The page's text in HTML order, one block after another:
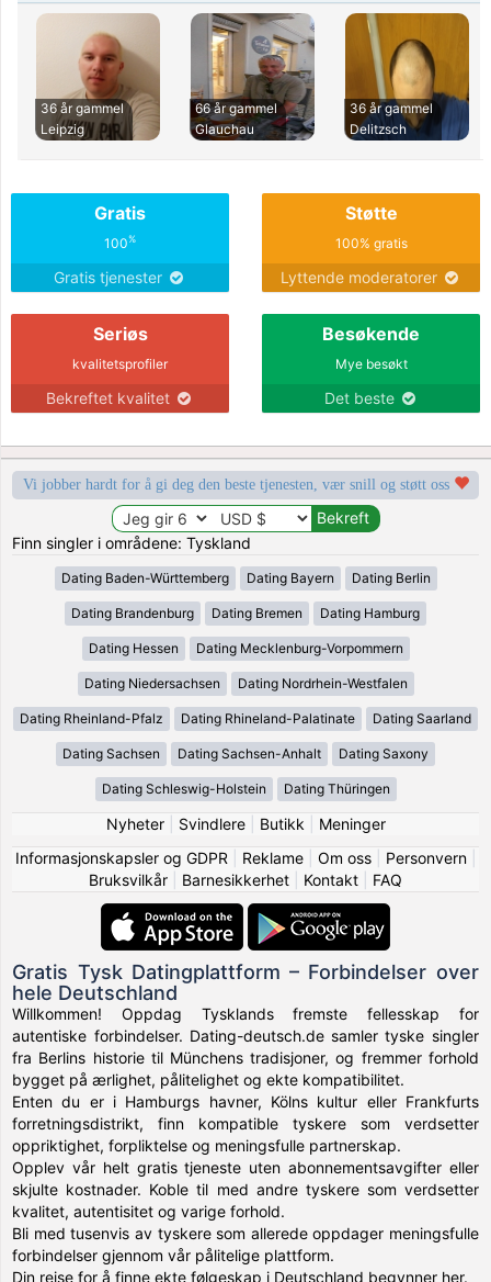
36 år gammel
Leipzig
66 år gammel
Glauchau
36 år gammel
Delitzsch
Gratis
100%
Gratis tjenester
Støtte
100% gratis
Lyttende moderatorer
Seriøs
kvalitetsprofiler
Bekreftet kvalitet
Besøkende
Mye besøkt
Det beste
Vi jobber hardt for å gi deg den beste tjenesten, vær snill og støtt oss
Finn singler i områdene: Tyskland
Dating Baden-Württemberg Dating Bayern Dating Berlin
Dating Brandenburg Dating Bremen Dating Hamburg
Dating Hessen Dating Mecklenburg-Vorpommern
Dating Niedersachsen Dating Nordrhein-Westfalen
Dating Rheinland-Pfalz Dating Rhineland-Palatinate Dating Saarland
Dating Sachsen Dating Sachsen-Anhalt Dating Saxony
Dating Schleswig-Holstein Dating Thüringen
Nyheter| Svindlere| Butikk
Meninger
Informasjonskapsler og GDPR
Reklame| Om oss| Personvern|
Bruksvilkår
Barnesikkerhet Kontakt FAQ
Gratis Tysk Datingplattform – Forbindelser over
hele Deutschland
Willkommen! Oppdag Tysklands fremste fellesskap for
autentiske forbindelser. Dating-deutsch.de samler tyske singler
fra Berlins historie til Münchens tradisjoner, og fremmer forhold
bygget på ærlighet, pålitelighet og ekte kompatibilitet.
Enten du er i Hamburgs havner, Kölns kultur eller Frankfurts
forretningsdistrikt, finn kompatible tyskere som verdsetter
oppriktighet, forpliktelse og meningsfulle partnerskap.
Opplev vår helt gratis tjeneste uten abonnementsavgifter eller
skjulte kostnader. Koble til med andre tyskere som verdsetter
kvalitet, autentisitet og varige forhold.
Bli med tusenvis av tyskere som allerede oppdager meningsfulle
forbindelser gjennom vår pålitelige plattform.
Din reise for å finne ekte følgeskap i Deutschland begynner her.